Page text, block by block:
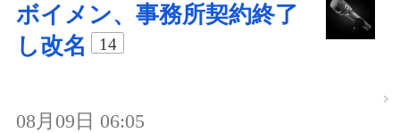
ボイメン、事務所契約終了
し改名
14
08月09日 06:05